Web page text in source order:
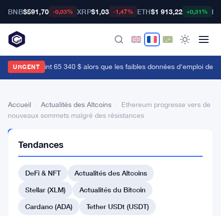
BNB$591,70 -0,03% XRP$1,03 -1,47% ETH$1 913,22 +0,31%
URGENT
Bitcoin atteint 65 340 $ alors que les faibles données d'emploi de
Accueil Actualités des Altcoins
Ethereum progresse vers de
nouveaux sommets malgré des résistances
DES
ALTCOINS
Ethereum
progresse
vers
Tendances
DeFi & NFT
Actualités des Altcoins
Stellar (XLM)
Actualités du Bitcoin
Cardano (ADA)
Tether USDt (USDT)